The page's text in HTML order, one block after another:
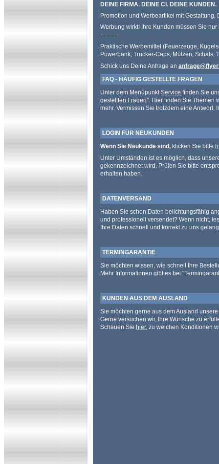
DEINE FIRMA. DEINE CI. DEINE KUNDEN.
Promotion und Werbeartikel mit Gestaltung,
Werbung wirkt! Ihre Kunden müssen Sie nur
---------
Praktische Werbemittel (Feuerzeuge,
Powerbank, Trucker-Caps, Mützen, Schals,
Schick uns Deine Anfrage an
FAQ - HÄUFIG GESTELLTE FRAGEN
Unter dem MenüpunktService finden Sie
gestellten Fragen". Hier finden Sie Themen
mehr. Vermissen Sie trotzdem eine
LOGIN FÜR NEUKUNDEN
Wenn Sie Neukunde sind, klicken Sie bitte
Unter Umständen ist es möglich, dass
gekennzeichnet wird. Prüfen Sie bitte
erhalten haben.
DATENVERSAND
Haben Sie schon Daten belichtungsfähig
und professionell versendet? Wenn nicht,
Ihre Daten schnell und korrekt zu uns
TERMINGARANTIE
Sie möchten wissen, wie schnell Ihre
Mehr Informationen gibt es bei "
KUNDEN AUS DEM AUSLAND
Sie möchten gerne aus dem Ausland
Gerne versuchen wir, Ihre Wünsche zu
Schauen Sie hier, zu welchen Konditionen